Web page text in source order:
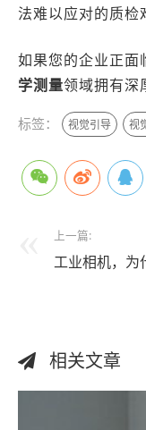
法难以应对的质
如果您的企业正
学测量领域拥有深
标签： 视觉引导 视
上一篇:
工业相机，为
相关文章